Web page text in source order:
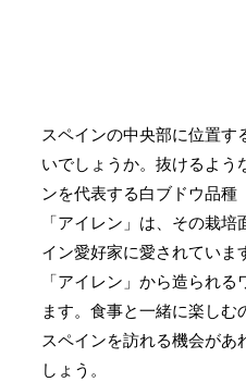
スペインの中央部に位置す
いでしょうか。抜けるよう
ンを代表する白ブドウ品種
「アイレン」は、その栽
イン愛好家に愛されていま
「アイレン」から造られる
ます。食事と一緒に楽しむ
スペインを訪れる機会が
しょう。